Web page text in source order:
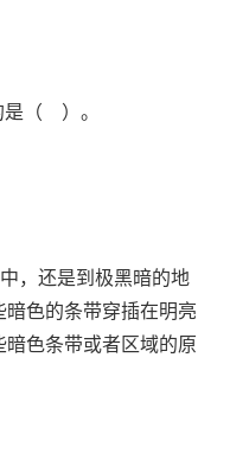
是（ ）。
，还是到极黑暗的地
色的条带穿插在明亮
色条带或者区域的原